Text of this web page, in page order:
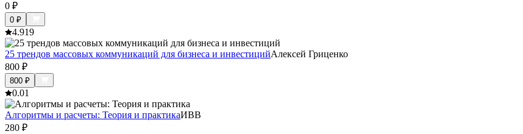
0 ₽
0 ₽
4.919
25 трендов массовых коммуникаций для бизнеса и инвестицийАлексей Гриценко
800 ₽
800 ₽
0.01
Алгоритмы и расчеты: Теория и практикаИВВ
280 ₽